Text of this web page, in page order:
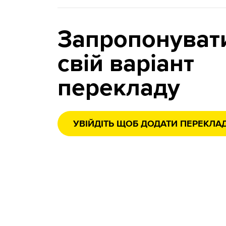
свій варіант
перекладу
УВІЙДІТЬ ЩОБ ДОДАТИ